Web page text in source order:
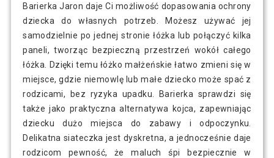
Barierka Jaron daje Ci możliwość dopasowania ochrony
dziecka do własnych potrzeb. Możesz używać jej
samodzielnie po jednej stronie łóżka lub połączyć kilka
paneli, tworząc bezpieczną przestrzeń wokół całego
łóżka. Dzięki temu łóżko małżeńskie łatwo zmieni się w
miejsce, gdzie niemowlę lub małe dziecko może spać z
rodzicami, bez ryzyka upadku. Barierka sprawdzi się
także jako praktyczna alternatywa kojca, zapewniając
dziecku dużo miejsca do zabawy i odpoczynku.
Delikatna siateczka jest dyskretna, a jednocześnie daje
rodzicom pewność, że maluch śpi bezpiecznie w